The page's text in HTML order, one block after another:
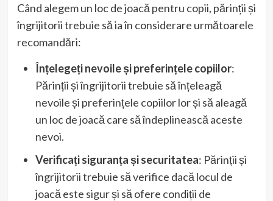
Când alegem un loc de joacă pentru copii, părinții și
îngrijitorii trebuie să ia în considerare următoarele
recomandări:
Înțelegeți nevoile și preferințele copiilor:
Părinții și îngrijitorii trebuie să înțeleagă
nevoile și preferințele copiilor lor și să aleagă
un loc de joacă care să îndeplinească aceste
nevoi.
Verificați siguranța și securitatea: Părinții și
îngrijitorii trebuie să verifice dacă locul de
joacă este sigur și să ofere condiții de